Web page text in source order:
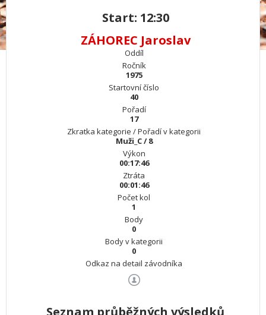
Start: 12:30
ZÁHOREC Jaroslav
Oddíl
Ročník
1975
Startovní číslo
40
Pořadí
17
Zkratka kategorie / Pořadí v kategorii
Muži_C / 8
Výkon
00:17:46
Ztráta
00:01:46
Počet kol
1
Body
0
Body v kategorii
0
Odkaz na detail závodníka
Seznam průběžných výsledků